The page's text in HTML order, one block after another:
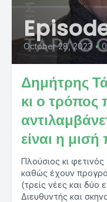
October 28, 2023 •
Δημήτρης
κι ο τρόπος
είναι η
Πλούσιος κι
καθώς έχουν
(τρείς νέες και δύο
Διευθυντής και